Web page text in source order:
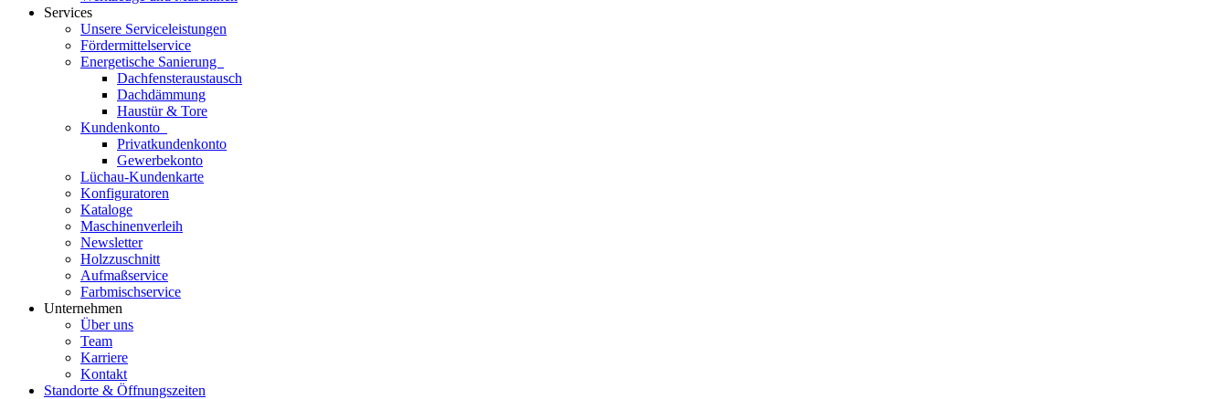
Services
Unsere Serviceleistungen
Fördermittelservice
Energetische Sanierung
Dachfensteraustausch
Dachdämmung
Haustür & Tore
Kundenkonto
Privatkundenkonto
Gewerbekonto
Lüchau-Kundenkarte
Konfiguratoren
Kataloge
Maschinenverleih
Newsletter
Holzzuschnitt
Aufmaßservice
Farbmischservice
Unternehmen
Über uns
Team
Karriere
Kontakt
Standorte & Öffnungszeiten